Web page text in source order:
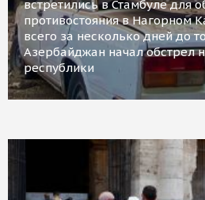
встретились в Стамбуле для
противостояния в Нагорном
всего за несколько дней до
Азербайджан начал обстрел
республики